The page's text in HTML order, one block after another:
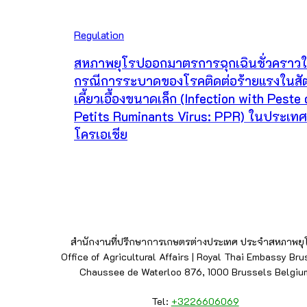
Regulation
สหภาพยุโรปออกมาตรการฉุกเฉินชั่วคราว
กรณีการระบาดของโรคติดต่อร้ายแรงในสั
เคี้ยวเอื้องขนาดเล็ก (Infection with Peste
Petits Ruminants Virus: PPR) ในประเทศ
โครเอเชีย
สำนักงานที่ปรึกษาการเกษตรต่างประเทศ ประจำสหภาพยุ
Office of Agricultural Affairs | Royal Thai Embassy
Chaussee de Waterloo 876, 1000 Brussels
Tel: +3226606069